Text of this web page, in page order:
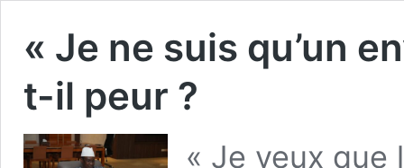
« Je ne suis qu’un
t-il peur ?
« Je veux que